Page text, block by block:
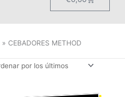
CEBADORES METHOD